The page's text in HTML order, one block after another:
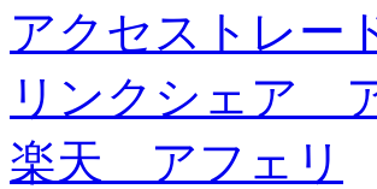
アクセストレ
リンクシェア
楽天 アフェリ